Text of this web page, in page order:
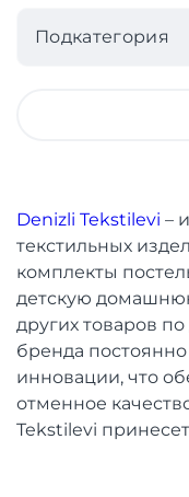
Подкатегория
Denizli Tekstilevi –
текстильных
комплекты
детскую
других товаров
бренда
инновации, что
отменное
Tekstilevi